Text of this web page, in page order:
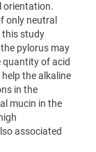
orientation.
only neutral
this study
pylorus may
quantity of acid
the alkaline
in the
mucin in the
associated